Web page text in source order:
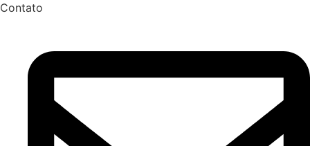
Contato